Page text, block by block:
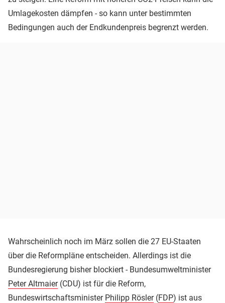
Umlagekosten dämpfen - so kann unter bestimmten
Bedingungen auch der Endkundenpreis begrenzt werden.
Wahrscheinlich noch im März sollen die 27 EU-Staaten
über die Reformpläne entscheiden. Allerdings ist die
Bundesregierung bisher blockiert - Bundesumweltminister
Peter Altmaier(CDU) ist für die Reform,
Bundeswirtschaftsminister Philipp Rösler(FDP) ist aus